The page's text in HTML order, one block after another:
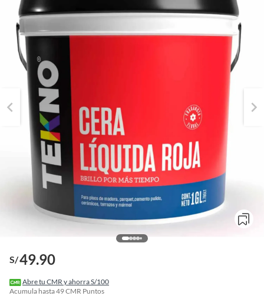
S/49.90
Abre tu CMR y ahorra S/100
Acumula hasta49CMR Puntos
n
f